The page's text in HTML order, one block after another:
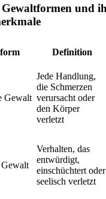
und
Definition
Gewalt
Jede Handlung,
die Schmerzen
verursacht oder
den Körper
verletzt
Gewalt
Verhalten, das
entwürdigt,
einschüchtert oder
seelisch verletzt